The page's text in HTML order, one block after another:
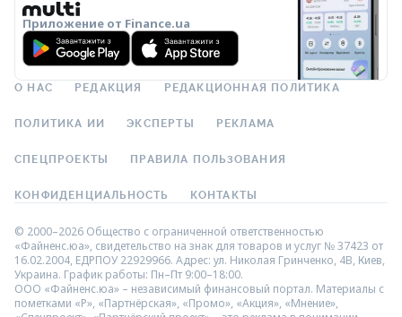
Приложение от Finance.ua
О НАС РЕДАКЦИЯ РЕДАКЦИОННАЯ ПОЛИТИКА
ПОЛИТИКА ИИ ЭКСПЕРТЫ РЕКЛАМА
СПЕЦПРОЕКТЫ ПРАВИЛА ПОЛЬЗОВАНИЯ
КОНФИДЕНЦИАЛЬНОСТЬ КОНТАКТЫ
© 2000–2026 Общество с ограниченной ответственностью
«Файненс.юа», свидетельство на знак для товаров и услуг № 37423 от
16.02.2004, ЕДРПОУ 22929966. Адрес: ул. Николая Гринченко, 4В, Киев,
Украина. График работы: Пн–Пт 9:00–18:00.
ООО «Файненс.юа» – независимый финансовый портал. Материалы с
пометками «Р», «Партнёрская», «Промо», «Акция», «Мнение»,